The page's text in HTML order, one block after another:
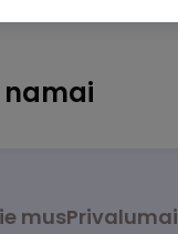
namai
musPrivalumai